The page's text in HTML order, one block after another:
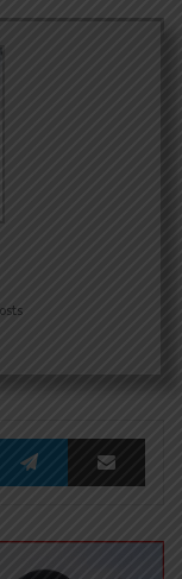
Telegram Share via Email